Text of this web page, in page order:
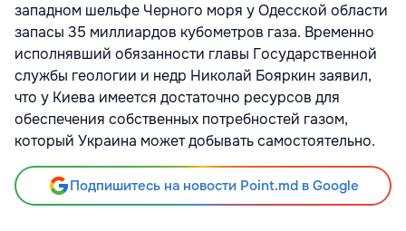
западном шельфе Черного моря у Одесской области
запасы 35 миллиардов кубометров газа. Временно
исполнявший обязанности главы Государственной
службы геологии и недр Николай Бояркин заявил,
что у Киева имеется достаточно ресурсов для
обеспечения собственных потребностей газом,
который Украина может добывать самостоятельно.
Подпишитесь на новости Point.md в Google